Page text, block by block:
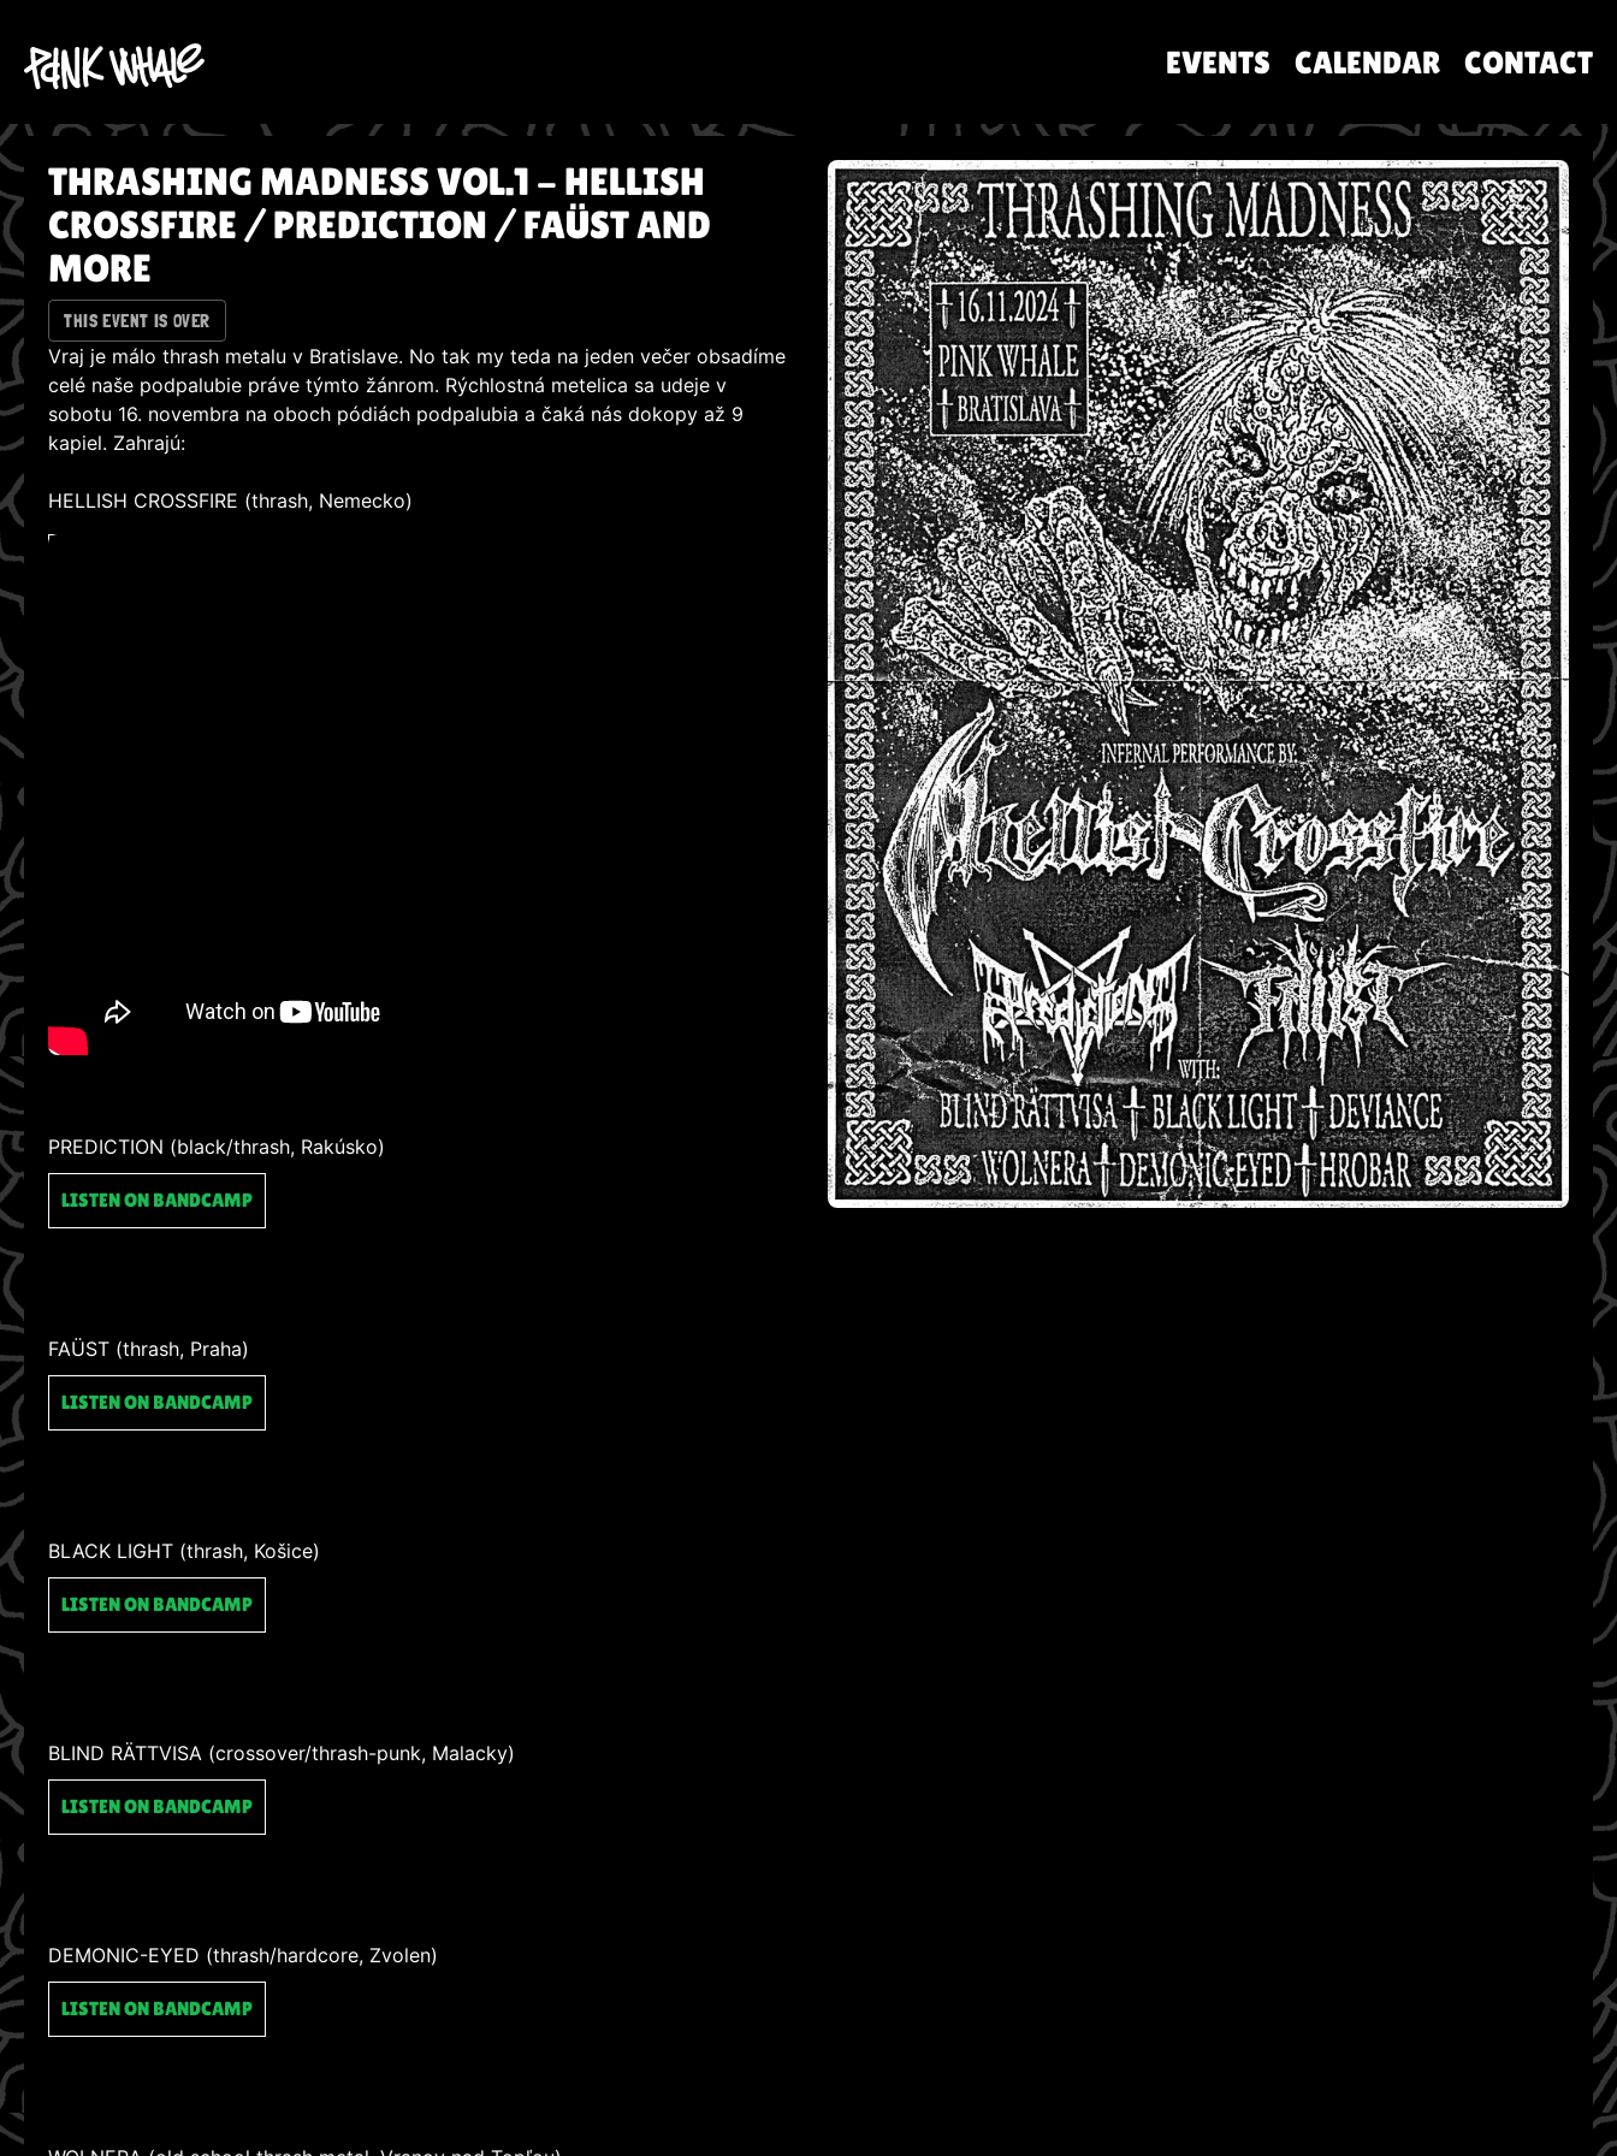
EVENTS CALENDAR CONTACT
THRASHING MADNESS VOL.1 - HELLISH
CROSSFIRE / PREDICTION / FAÜST AND
MORE
THIS EVENT IS OVER
Vraj je málo thrash metalu v Bratislave. No tak my teda na jeden večer obsadíme
celé naše podpalubie práve týmto žánrom. Rýchlostná metelica sa udeje v
sobotu 16. novembra na oboch pódiách podpalubia a čaká nás dokopy až 9
kapiel. Zahrajú:
HELLISH CROSSFIRE (thrash, Nemecko)
PREDICTION (black/thrash, Rakúsko)
LISTEN ON BANDCAMP
FAÜST (thrash, Praha)
LISTEN ON BANDCAMP
BLACK LIGHT (thrash, Košice)
LISTEN ON BANDCAMP
BLIND RÄTTVISA (crossover/thrash-punk, Malacky)
LISTEN ON BANDCAMP
DEMONIC-EYED (thrash/hardcore, Zvolen)
LISTEN ON BANDCAMP